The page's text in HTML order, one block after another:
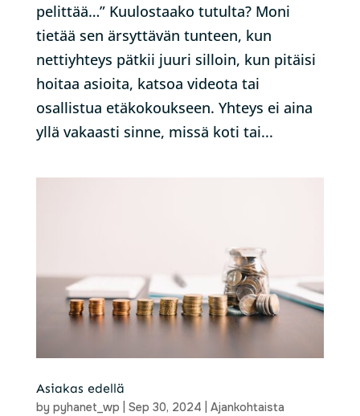
pelittää…” Kuulostaako tutulta? Moni
tietää sen ärsyttävän tunteen, kun
nettiyhteys pätkii juuri silloin, kun pitäisi
hoitaa asioita, katsoa videota tai
osallistua etäkokoukseen. Yhteys ei aina
yllä vakaasti sinne, missä koti tai...
Asiakas edellä
by pyhanet_wp Sep 30, 2024 Ajankohtaista